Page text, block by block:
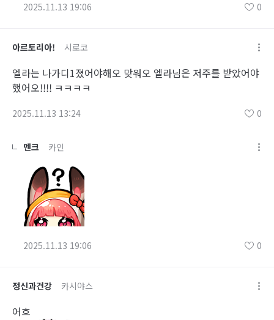
2025.11.13 19:06 0
아르토리아! 시로코
엘라는 나가디1졌어야해오 맞워오 엘라님은 저주를 받았어야
했어오!!!! ㅋㅋㅋㅋ
2025.11.13 13:24 0
멘크 카인
2025.11.13 19:06 0
정신과건강 카시야스
어흐